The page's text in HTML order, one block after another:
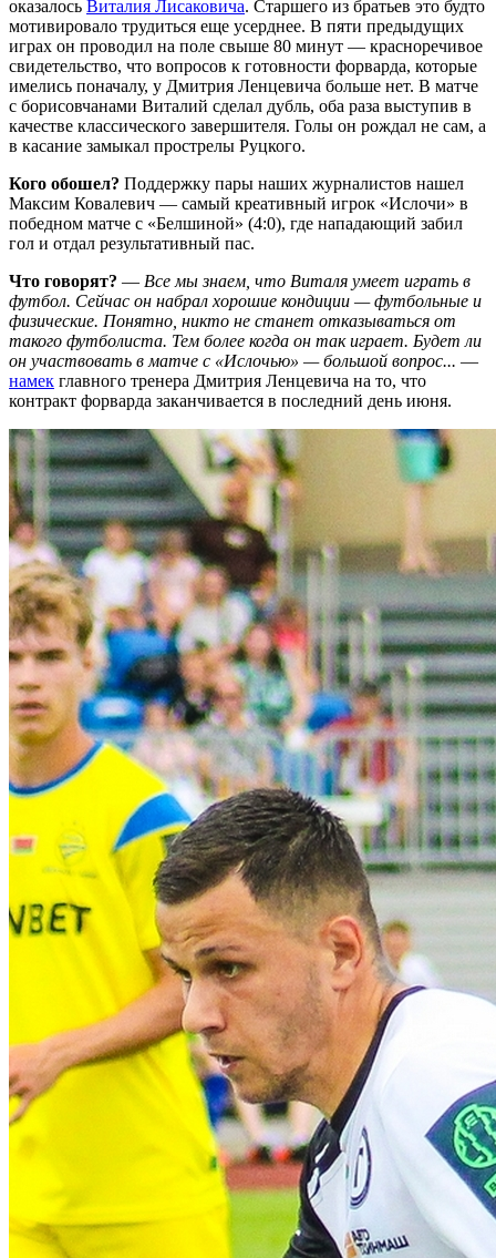
оказалось Виталия Лисаковича. Старшего из братьев это будто
мотивировало трудиться еще усерднее. В пяти предыдущих
играх он проводил на поле свыше 80 минут — красноречивое
свидетельство, что вопросов к готовности форварда, которые
имелись поначалу, у Дмитрия Ленцевича больше нет. В матче
с борисовчанами Виталий сделал дубль, оба раза выступив в
качестве классического завершителя. Голы он рождал не сам, а
в касание замыкал прострелы Руцкого.
Кого обошел? Поддержку пары наших журналистов нашел
Максим Ковалевич — самый креативный игрок «Ислочи» в
победном матче с «Белшиной» (4:0), где нападающий забил
гол и отдал результативный пас.
Что говорят? — Все мы знаем, что Виталя умеет играть в
футбол. Сейчас он набрал хорошие кондиции — футбольные и
физические. Понятно, никто не станет отказываться от
такого футболиста. Тем более когда он так играет. Будет ли
он участвовать в матче с «Ислочью» — большой вопрос... —
намек главного тренера Дмитрия Ленцевича на то, что
контракт форварда заканчивается в последний день июня.